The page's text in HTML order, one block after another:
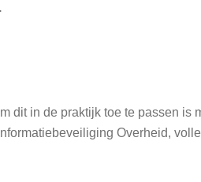
dit in de praktijk toe te passen is
Overheid,